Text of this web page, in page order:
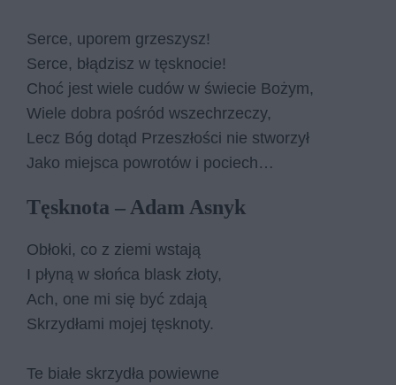
Ser­ce, upo­rem grze­szysz!
Ser­ce, błą­dzisz w tę­sk­no­cie!
Choć jest wie­le cu­dów w świe­cie Bo­żym,
Wie­le do­bra po­śród wszech­rze­czy,
Lecz Bóg do­tąd Prze­szło­ści nie stwo­rzył
Jako miej­sca po­wro­tów i po­ciech…
Tęsknota – Adam Asnyk
Ob­ło­ki, co z zie­mi wsta­ją
I pły­ną w słoń­ca blask zło­ty,
Ach, one mi się być zda­ją
Skrzy­dła­mi mo­jej tę­sk­no­ty.
Te bia­łe skrzy­dła po­wiew­ne